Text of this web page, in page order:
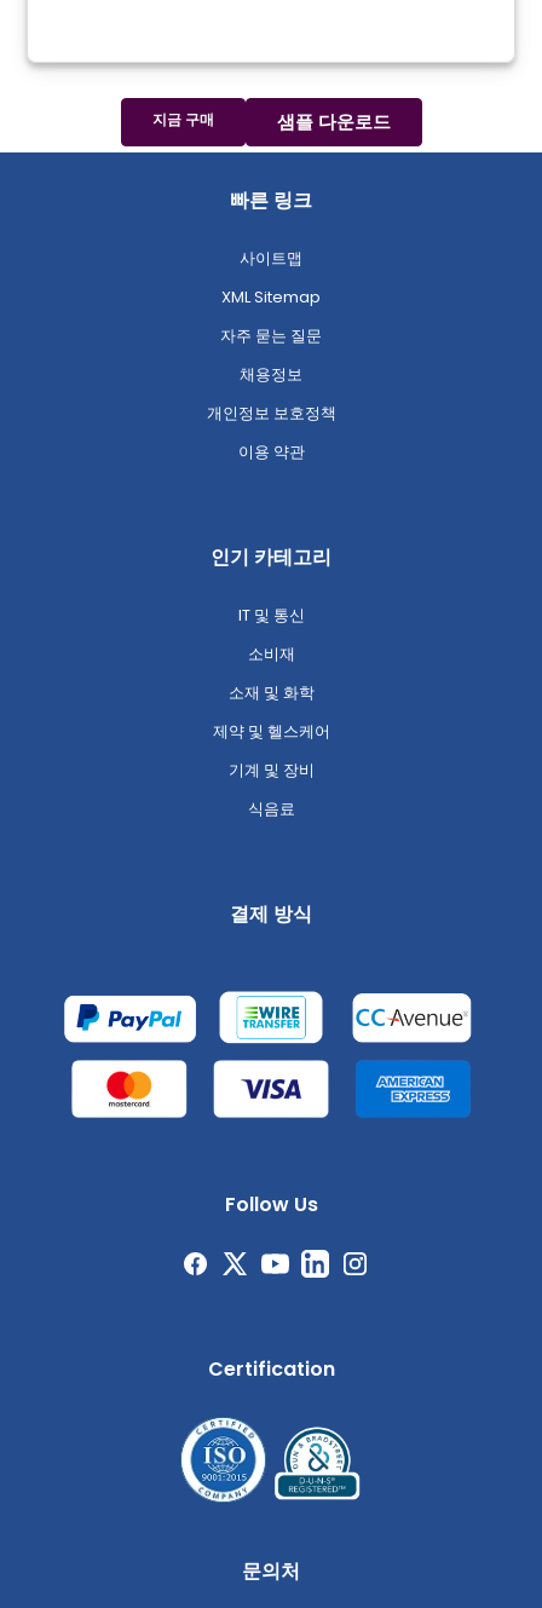
지금 구매 샘플 다운로드
빠른 링크
사이트맵
XML Sitemap
자주 묻는 질문
채용정보
개인정보 보호정책
이용 약관
인기 카테고리
IT 및 통신
소비재
소재 및 화학
제약 및 헬스케어
기계 및 장비
식음료
결제 방식
Follow Us
Certification
문의처